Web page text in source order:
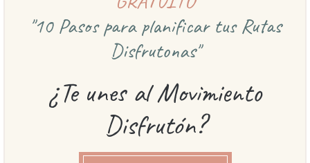
"10 Pasos para planificar tus Rutas
Disfrutonas"
¿Te unes al Movimiento
Disfrutón?